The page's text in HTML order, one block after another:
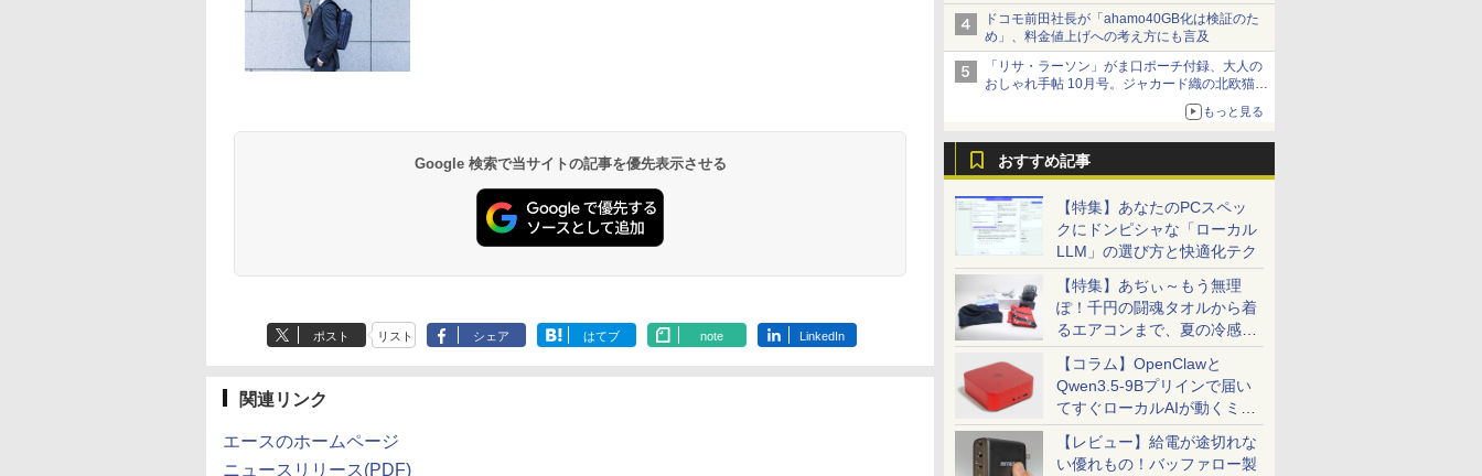
ドコモ前田社長が「ahamo40GB化は検証のた
め」、料金値上げへの考え方にも言及
「リサ・ラーソン」がま口ポーチ付録、大人の
おしゃれ手帖 10月号。ジャカード織の北欧猫デ
もっと見る
おすすめ記事
【特集】あなたのPCスペッ
クにドンピシャな「ローカル
LLM」の選び方と快適化テク
【特集】あぢぃ～もう無理
ぽ！千円の闘魂タオルから着
るエアコンまで、夏の冷感グ
ッズ一挙紹介
【コラム】OpenClawと
Qwen3.5-9Bプリインで届い
てすぐローカルAIが動くミニ
PC「SER9 Pro」
【レビュー】給電が途切れな
い優れもの！バッファロー製
￥594
￥572
Google 検索で当サイトの記事を優先表示させる
ポスト リスト シェア はてブ note LinkedIn
関連リンク
エースのホームページ
ニュースリリース(PDF)